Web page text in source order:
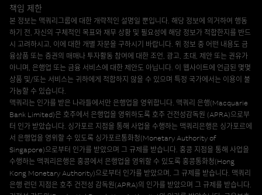
책임 제한
본 정보는 맥쿼리그룹에 대한 개략적인 설명일 뿐입니다. 해당 정보에 의거하여 행동
하기 전, 자신의 구체적인 목표와 재무 상황 및 필요성에 해당 정보가 적합한지를 반드
시 고려하시고, 이에 대한 개별 자문을 구하시기 바랍니다. 위 정보 중 어떤 내용도 금
융상품 또는 증권의 매매나 투자활동 참여에 대한 조언, 광고, 초대, 제안 또는 권유가
아니며, 은행업 또는 금융 서비스에 대한 제안도 아닙니다. 이 웹사이트에 언급된 몇몇
상품 및/또는 서비스는 귀하에게 적합하지 않을 수 있으며 특정 국가에서는 이용이 불
가능할 수 있습니다.
맥쿼리는 인가를 받은 나라들에서만 은행업을 영위합니다. 맥쿼리 은행(Macquarie
Bank Limited)은 호주에서 은행업을 영위하도록 호주 건전성감독원 (APRA)으로부
터 인가 받았습니다. 싱가포르 지점을 통해 사업을 수행하는 맥쿼리은행은 싱가포르에
서 은행업을 영위할 수 있도록 싱가포르통화청(Monetary Authority of
Singapore)으로부터 인가를 받았으며 그 규제를 받습니다. 홍콩 지점을 통해 사업을
수행하는 맥쿼리은행은 홍콩에서 은행업을 영위할 수 있도록 홍콩통화청(Hong
Kong Monetary Authority)으로부터 인가를 받았으며, 그 규제를 받습니다. 맥쿼리
은행 런던 지점은 호주 건전성 감독원(APRA)의 인가를 받았으며 그 규제를 받습니다.